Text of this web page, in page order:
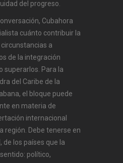
del progreso.
Cubahora
cuánto contribuir la
a
de la integración
superarlos. Para la
del Caribe de la
el bloque puede
en materia de
internacional
región. Debe tenerse en
de los países que la
político,